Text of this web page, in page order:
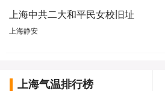
上海中共二大和平民女校旧址
上海静安
上海气温排行榜